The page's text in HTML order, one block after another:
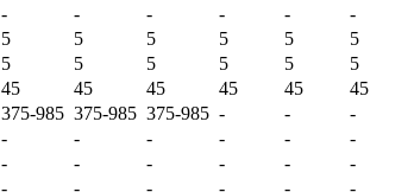
- - - - - -
5 5 5 5 5 5
5 5 5 5 5 5
45 45 45 45 45 45
375-985 375-985 375-985 - - -
- - - - - -
- - - - - -
- - - - - -